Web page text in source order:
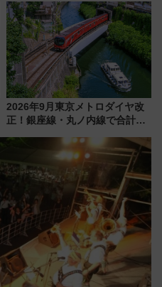
年祭にそうにゃん＆DB.スター
マンが登場
2026年9月東京メトロダイヤ改
正！銀座線・丸ノ内線で合計